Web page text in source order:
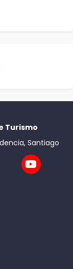
Turismo
Santiago